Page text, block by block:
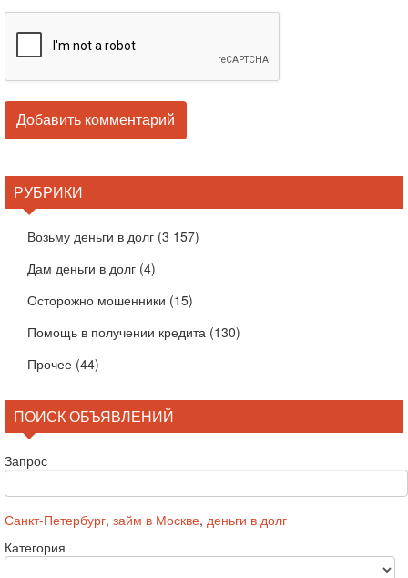
РУБРИКИ
Возьму деньги в долг (3 157)
Дам деньги в долг (4)
Осторожно мошенники (15)
Помощь в получении кредита (130)
Прочее (44)
ПОИСК ОБЪЯВЛЕНИЙ
Запрос
Санкт-Петербург, займ в Москве, деньги в долг
Категория